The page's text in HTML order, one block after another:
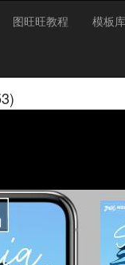
图旺旺教程 模板库